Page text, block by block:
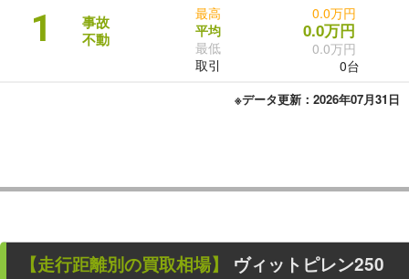
1
事故
不動
最高
平均
最低
取引
0.0万円
0.0万円
0.0万円
0台
※データ更新：2026年07月31日
【走行距離別の買取相場】 ヴィットピレン250